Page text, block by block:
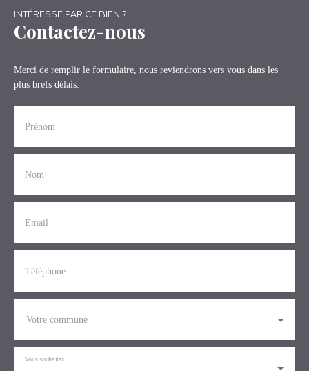
INTÉRESSÉ PAR CE BIEN ?
Contactez-nous
Merci de remplir le formulaire, nous reviendrons vers vous dans les
plus brefs délais.
Prénom
Nom
Email
Téléphone
Votre commune
Vous souhaitez